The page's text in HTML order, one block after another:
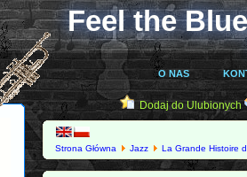
Feel the
O NAS
Dodaj do Ulubionych
Strona Główna Jazz
La Grande Histoire
1957 (2010) CD11